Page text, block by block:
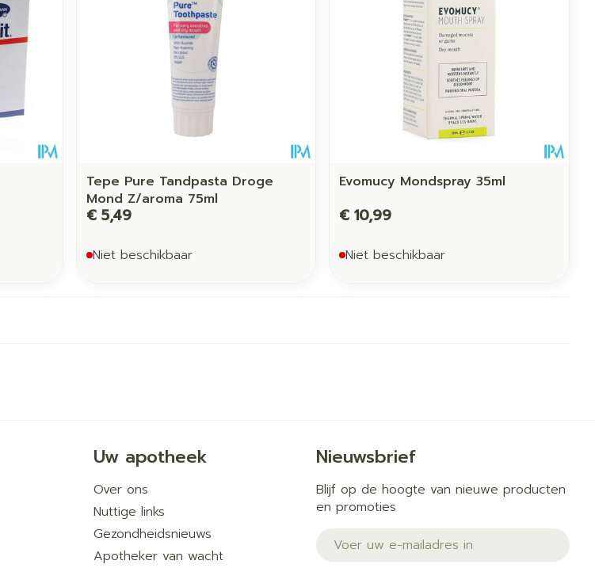
Tepe Pure Tandpasta Droge
Mond Z/aroma 75ml
€ 5,49
Niet beschikbaar
Evomucy Mondspray 35ml
€ 10,99
Niet beschikbaar
Uw apotheek
Over ons
Nuttige links
Gezondheidsnieuws
Apotheker van wacht
Nieuwsbrief
Blijf op de hoogte van nieuwe producten
en promoties
E-mail adres